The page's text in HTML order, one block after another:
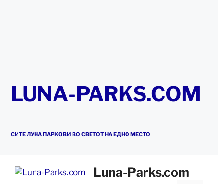
LUNA-PARKS.COM
СИТЕ ЛУНА ПАРКОВИ ВО СВЕТОТ НА ЕДНО МЕСТО
Luna-Parks.com